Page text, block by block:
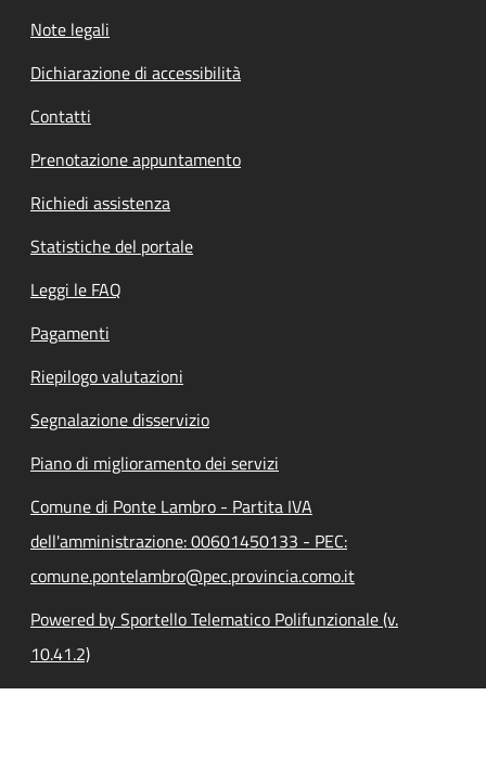
Note legali
Dichiarazione di accessibilità
Contatti
Prenotazione appuntamento
Richiedi assistenza
Statistiche del portale
Leggi le FAQ
Pagamenti
Riepilogo valutazioni
Segnalazione disservizio
Piano di miglioramento dei servizi
Comune di Ponte Lambro - Partita IVA
dell'amministrazione: 00601450133 - PEC:
comune.pontelambro@pec.provincia.como.it
Powered by Sportello Telematico Polifunzionale (v.
10.41.2)